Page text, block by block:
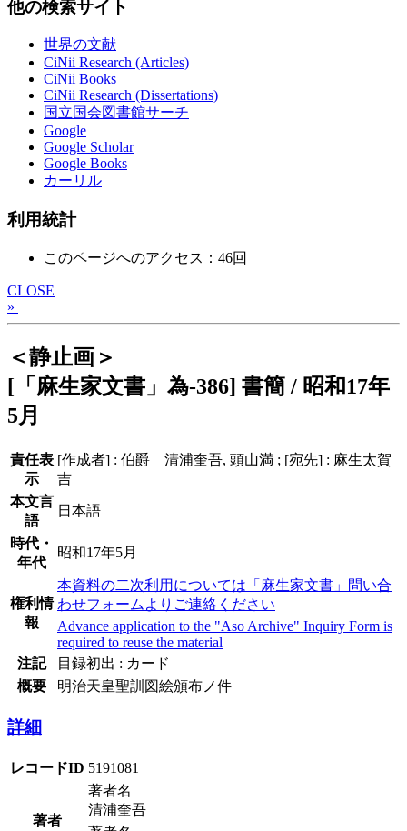
他の検索サイト
世界の文献
CiNii Research (Articles)
CiNii Books
CiNii Research (Dissertations)
国立国会図書館サーチ
Google
Google Scholar
Google Books
カーリル
利用統計
このページへのアクセス：46回
CLOSE
»
＜静止画＞
[「麻生家文書」為-386] 書簡 / 昭和17年
5月
責任表
示
[作成者] : 伯爵 清浦奎吾, 頭山満 ; [宛先] : 麻生太賀
吉
本文言
語
日本語
時代・
年代
昭和17年5月
権利情
報
本資料の二次利用については「麻生家文書」問い合
わせフォームよりご連絡ください
Advance application to the "Aso Archive" Inquiry Form is
required to reuse the material
注記
目録初出 : カード
概要
明治天皇聖訓図絵頒布ノ件
詳細
レコードID 5191081
著者
著者名
清浦奎吾